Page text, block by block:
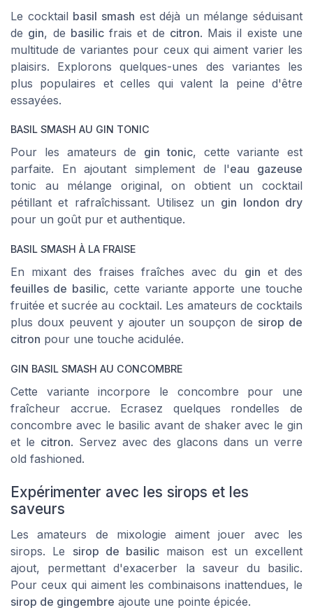
Le cocktail basil smash est déjà un mélange séduisant
de gin, de basilicfrais et de citron. Mais il existe une
multitude de variantes pour ceux qui aiment varier les
plaisirs. Explorons quelques-unes des variantes les
plus populaires et celles qui valent la peine d'être
essayées.
BASIL SMASH AU GIN TONIC
Pour les amateurs de gin tonic, cette variante est
parfaite. En ajoutant simplement de l'eau gazeuse
tonic au mélange original, on obtient un cocktail
pétillant et rafraîchissant. Utilisez un gin london dry
pour un goût pur et authentique.
BASIL SMASH À LA FRAISE
En mixant des fraises fraîches avec du gin et des
feuilles de basilic, cette variante apporte une touche
fruitée et sucrée au cocktail. Les amateurs de cocktails
plus doux peuvent y ajouter un soupçon de sirop de
citron pour une touche acidulée.
GIN BASIL SMASH AU CONCOMBRE
Cette variante incorpore le concombre pour une
fraîcheur accrue. Ecrasez quelques rondelles de
concombre avec le basilic avant de shaker avec le gin
et le citron. Servez avec des glacons dans un verre
old fashioned.
Expérimenter avec les sirops et les
saveurs
Les amateurs de mixologie aiment jouer avec les
sirops. Le sirop de basilic maison est un excellent
ajout, permettant d'exacerber la saveur du basilic.
Pour ceux qui aiment les combinaisons inattendues, le
sirop de gingembre ajoute une pointe épicée.